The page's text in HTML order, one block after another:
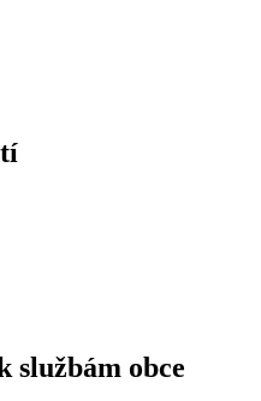
obce